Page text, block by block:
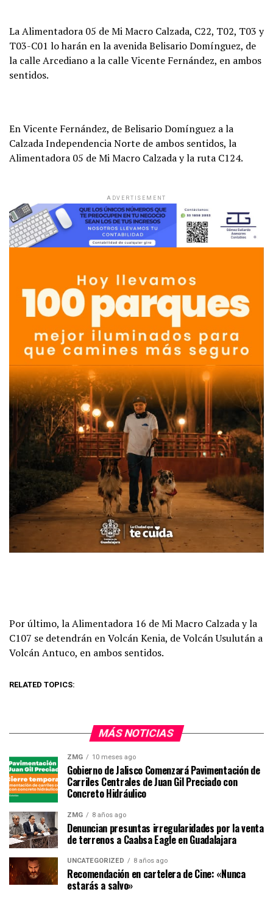
La Alimentadora 05 de Mi Macro Calzada, C22, T02, T03 y
T03-C01 lo harán en la avenida Belisario Domínguez, de
la calle Arcediano a la calle Vicente Fernández, en ambos
sentidos.
En Vicente Fernández, de Belisario Domínguez a la
Calzada Independencia Norte de ambos sentidos, la
Alimentadora 05 de Mi Macro Calzada y la ruta C124.
ADVERTISEMENT
Por último, la Alimentadora 16 de Mi Macro Calzada y la
C107 se detendrán en Volcán Kenia, de Volcán Usulután a
Volcán Antuco, en ambos sentidos.
RELATED TOPICS:
MÁS NOTICIAS
ZMG 10 meses ago
Gobierno de Jalisco Comenzará Pavimentación de
Carriles Centrales de Juan Gil Preciado con
Concreto Hidráulico
ZMG 8 años ago
Denuncian presuntas irregularidades por la venta
de terrenos a Caabsa Eagle en Guadalajara
UNCATEGORIZED 8 años ago
Recomendación en cartelera de Cine: «Nunca
estarás a salvo»